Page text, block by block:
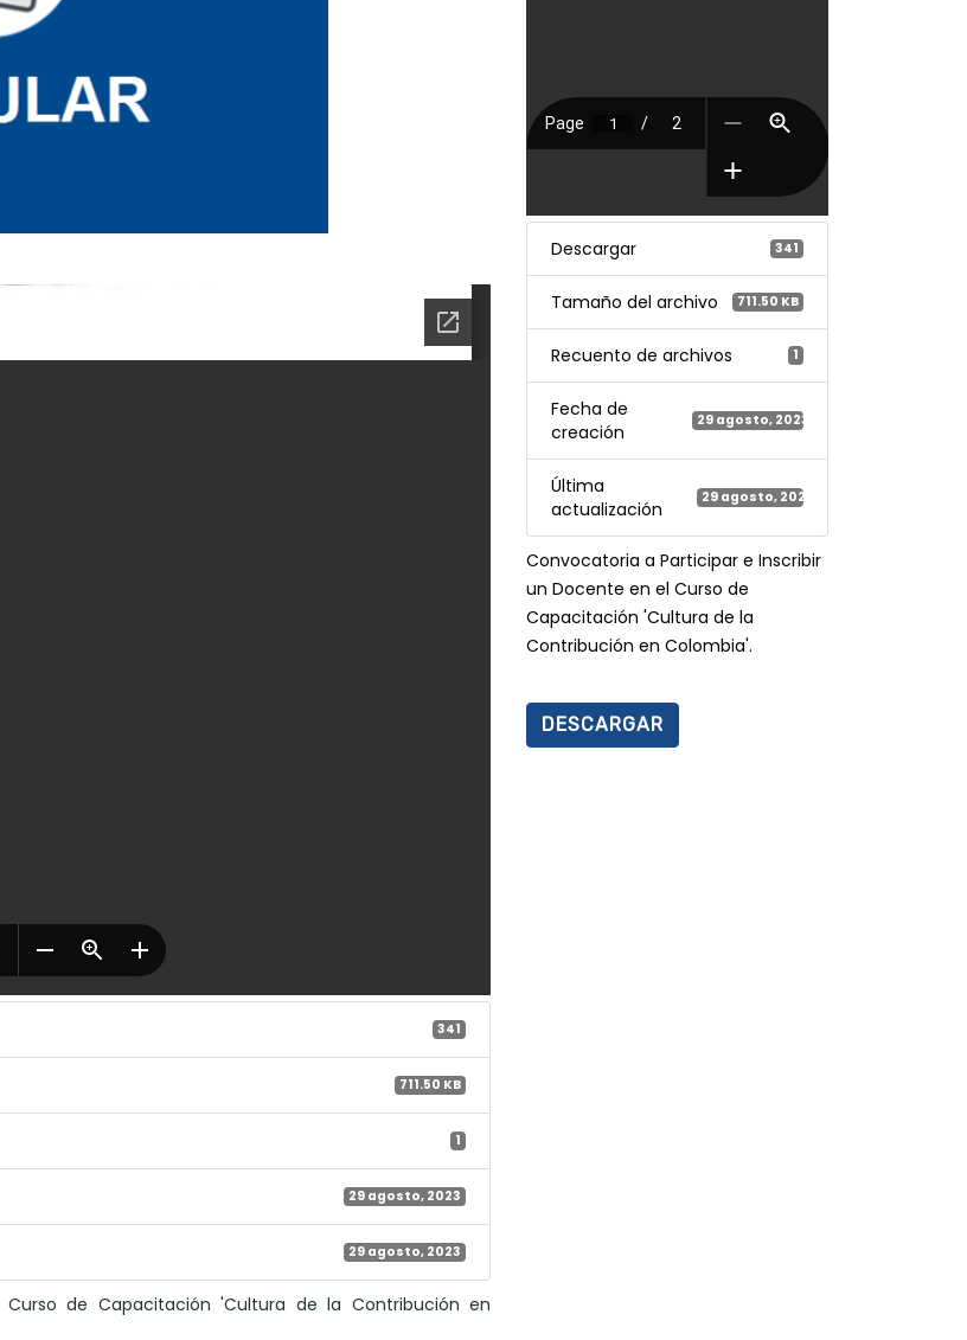
341
711.50 KB
1
29 agosto, 2023
29 agosto, 2023
de Capacitación 'Cultura de la Contribución en
Descargar 341
Tamaño del archivo 711.50 KB
Recuento de archivos 1
Fecha de
creación
29 agosto, 2023
Última
actualización
29 agosto, 2023
Convocatoria a Participar e Inscribir
un Docente en el Curso de
Capacitación 'Cultura de la
Contribución en Colombia'.
DESCARGAR